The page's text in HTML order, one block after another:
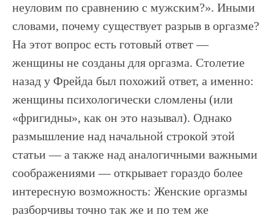
неуловим по сравнению с мужским?». Иными
словами, почему существует разрыв в оргазме?
На этот вопрос есть готовый ответ —
женщины не созданы для оргазма. Столетие
назад у Фрейда был похожий ответ, а именно:
женщины психологически сломлены (или
«фригидны», как он это называл). Однако
размышление над начальной строкой этой
статьи — а также над аналогичными важными
соображениями — открывает гораздо более
интересную возможность: Женские оргазмы
разборчивы точно так же и по тем же